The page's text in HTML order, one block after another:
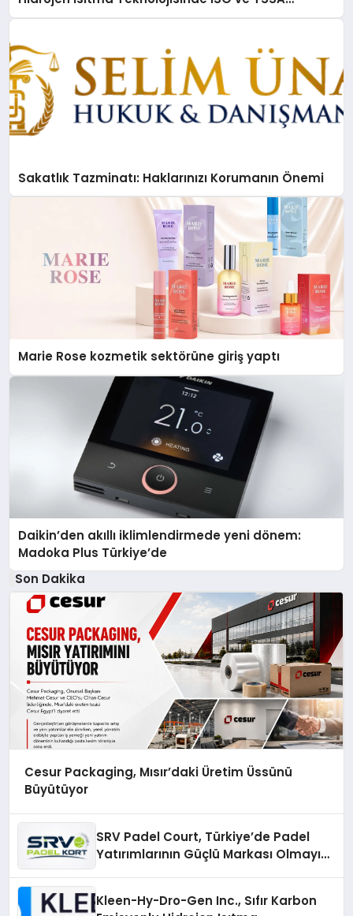
Düzenleyici Onaylarını Aldı
Sakatlık Tazminatı: Haklarınızı Korumanın Önemi
Marie Rose kozmetik sektörüne giriş yaptı
Daikin’den akıllı iklimlendirmede yeni dönem:
Madoka Plus Türkiye’de
Son Dakika
Cesur Packaging, Mısır’daki Üretim Üssünü
Büyütüyor
SRV Padel Court, Türkiye’de Padel
Yatırımlarının Güçlü Markası Olmayı
Kleen-Hy-Dro-Gen Inc., Sıfır Karbon